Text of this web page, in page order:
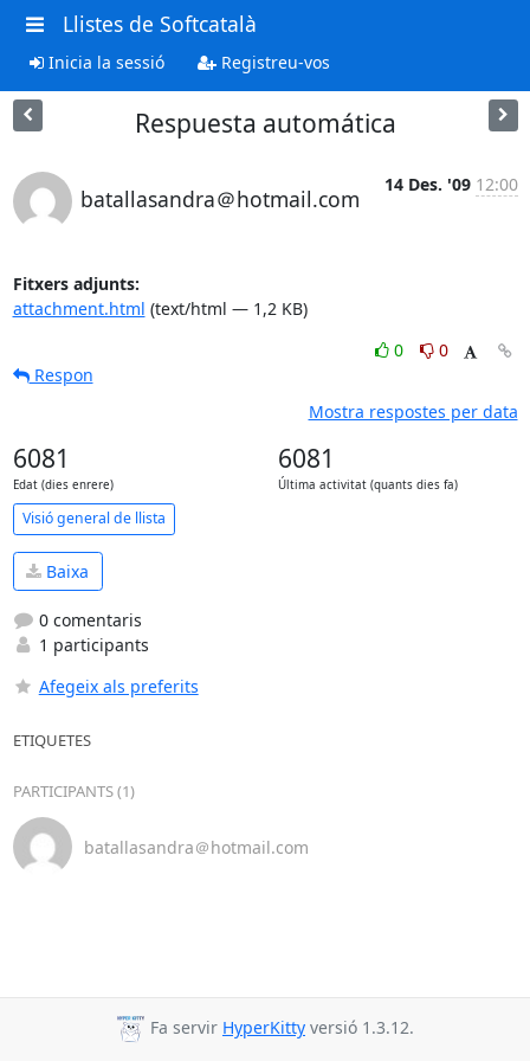
Llistes de Softcatalà
Inicia la sessió Registreu-vos
Respuesta automática
batallasandra＠hotmail.com
14 Des. '09 12:00
Fitxers adjunts:
attachment.html (text/html — 1,2 KB)
0
0
Respon
Mostra respostes per data
6081
Edat (dies enrere)
6081
Última activitat (quants dies fa)
Visió general de llista
Baixa
0 comentaris
1 participants
Afegeix als preferits
ETIQUETES
PARTICIPANTS (1)
batallasandra＠hotmail.com
Fa servir HyperKitty versió 1.3.12.